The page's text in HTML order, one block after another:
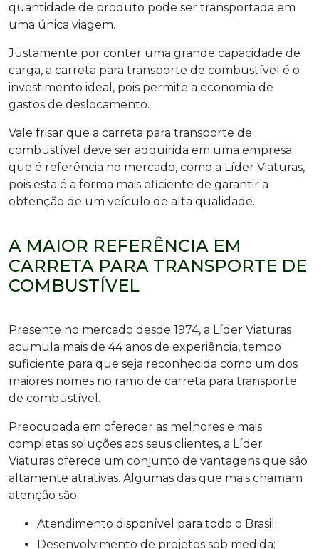
quantidade de produto pode ser transportada em
uma única viagem.
Justamente por conter uma grande capacidade de
carga, a carreta para transporte de combustível é o
investimento ideal, pois permite a economia de
gastos de deslocamento.
Vale frisar que a carreta para transporte de
combustível deve ser adquirida em uma empresa
que é referência no mercado, como a Líder Viaturas,
pois esta é a forma mais eficiente de garantir a
obtenção de um veículo de alta qualidade.
A MAIOR REFERÊNCIA EM
CARRETA PARA TRANSPORTE DE
COMBUSTÍVEL
Presente no mercado desde 1974, a Líder Viaturas
acumula mais de 44 anos de experiência, tempo
suficiente para que seja reconhecida como um dos
maiores nomes no ramo de carreta para transporte
de combustível.
Preocupada em oferecer as melhores e mais
completas soluções aos seus clientes, a Líder
Viaturas oferece um conjunto de vantagens que são
altamente atrativas. Algumas das que mais chamam
atenção são:
Atendimento disponível para todo o Brasil;
Desenvolvimento de projetos sob medida;